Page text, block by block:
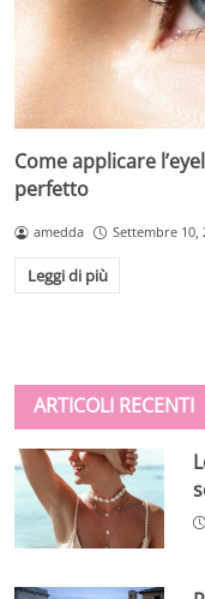
Come applicare
perfetto
amedda Settembre 10,
Leggi di più
ARTICOLI RECENTI